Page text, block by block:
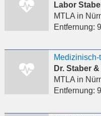
Labor
MTLAin
Entfernung:
Dr. Staber
MTLAin
Entfernung: